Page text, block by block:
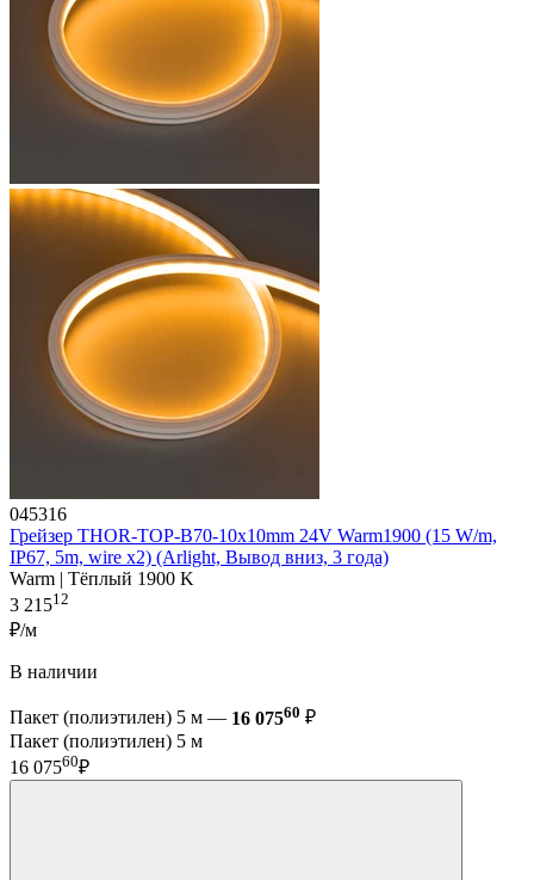
045316
Грейзер THOR-TOP-B70-10x10mm 24V Warm1900 (15 W/m,
IP67, 5m, wire x2) (Arlight, Вывод вниз, 3 года)
Warm | Тёплый 1900 K
3 21512
₽/м
В наличии
Пакет (полиэтилен) 5 м — 16 07560 ₽
Пакет (полиэтилен) 5 м
16 07560₽